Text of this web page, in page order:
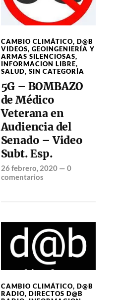
CAMBIO CLIMÁTICO, D@B
VIDEOS, GEOINGENIERÍA Y
ARMAS SILENCIOSAS,
INFORMACION LIBRE,
SALUD, SIN CATEGORÍA
5G – BOMBAZO
de Médico
Veterana en
Audiencia del
Senado – Video
Subt. Esp.
26 febrero, 2020— 0
comentarios
CAMBIO CLIMÁTICO, D@B
RADIO, DIRECTOS D@B